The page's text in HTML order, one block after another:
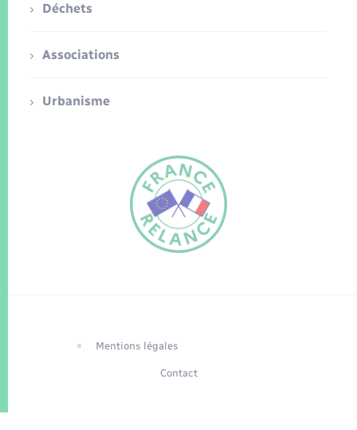
Déchets
Associations
Urbanisme
Mentions légales
Contact